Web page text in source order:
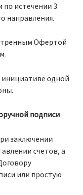
по истечении 3
направления.
Офертой
одной
подписи
заключении
счетов, а
или простую